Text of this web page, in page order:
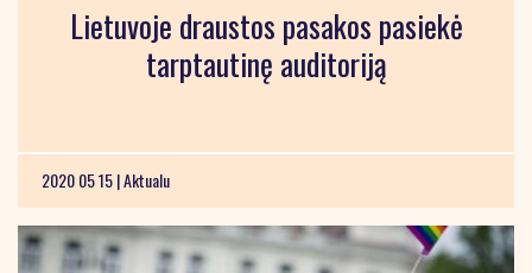
Lietuvoje draustos pasakos pasiekė
tarptautinę auditoriją
2020 05 15 |Aktualu